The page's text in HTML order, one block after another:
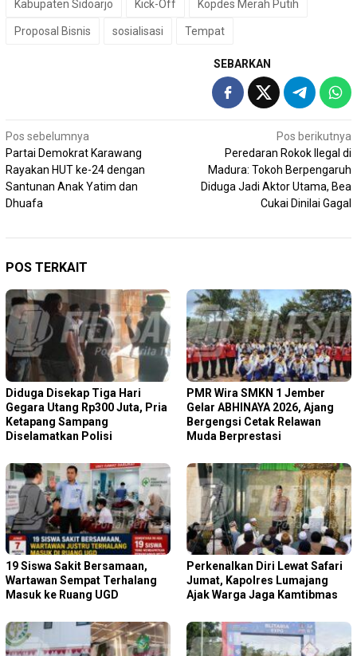
Kabupaten Sidoarjo Kick-Off Kopdes Merah Putih
Proposal Bisnis sosialisasi Tempat
SEBARKAN
Navigasi
pos
Pos sebelumnya
Partai Demokrat Karawang
Rayakan HUT ke-24 dengan
Santunan Anak Yatim dan
Dhuafa
Pos berikutnya
Peredaran Rokok Ilegal di
Madura: Tokoh Berpengaruh
Diduga Jadi Aktor Utama, Bea
Cukai Dinilai Gagal
POS TERKAIT
Diduga Disekap Tiga Hari
Gegara Utang Rp300 Juta, Pria
Ketapang Sampang
Diselamatkan Polisi
PMR Wira SMKN 1 Jember
Gelar ABHINAYA 2026, Ajang
Bergengsi Cetak Relawan
Muda Berprestasi
19 Siswa Sakit Bersamaan,
Wartawan Sempat Terhalang
Masuk ke Ruang UGD
Perkenalkan Diri Lewat Safari
Jumat, Kapolres Lumajang
Ajak Warga Jaga Kamtibmas